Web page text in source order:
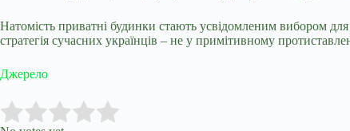
Натомість приватні будинки стають усвідомленим вибором
стратегія сучасних українців – не у примітивному
Джерело
Rate this item: